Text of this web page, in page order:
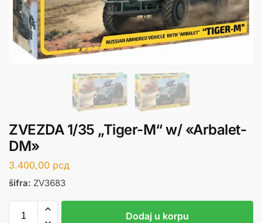
ZVEZDA 1/35 „Tiger-M“ w/ «Arbalet-
DM»
3.400,00 рсд
šifra: ZV3683
Dodaj u korpu